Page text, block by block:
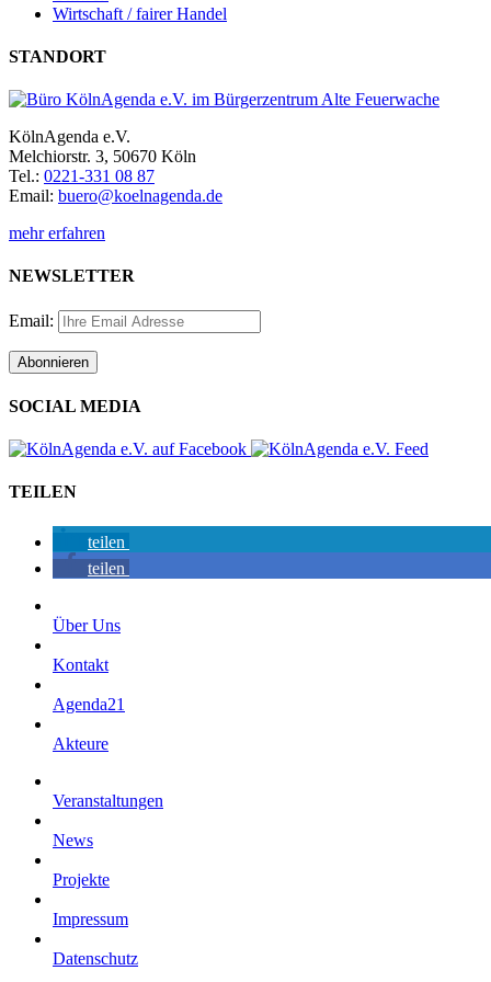
Wirtschaft / fairer Handel
STANDORT
KölnAgenda e.V.
Melchiorstr. 3, 50670 Köln
Tel.: 0221-331 08 87
Email: buero@koelnagenda.de
mehr erfahren
NEWSLETTER
Email:
SOCIAL MEDIA
TEILEN
teilen
teilen
Über Uns
Kontakt
Agenda21
Akteure
Veranstaltungen
News
Projekte
Impressum
Datenschutz